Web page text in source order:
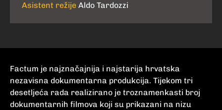
Asistent režije Aldo Tardozzi
Factum je najznačajnija i najstarija hrvatska
nezavisna dokumentarna produkcija. Tijekom tri
desetljeća rada realizirano je troznamenkasti broj
dokumentarnih filmova koji su prikazani na nizu